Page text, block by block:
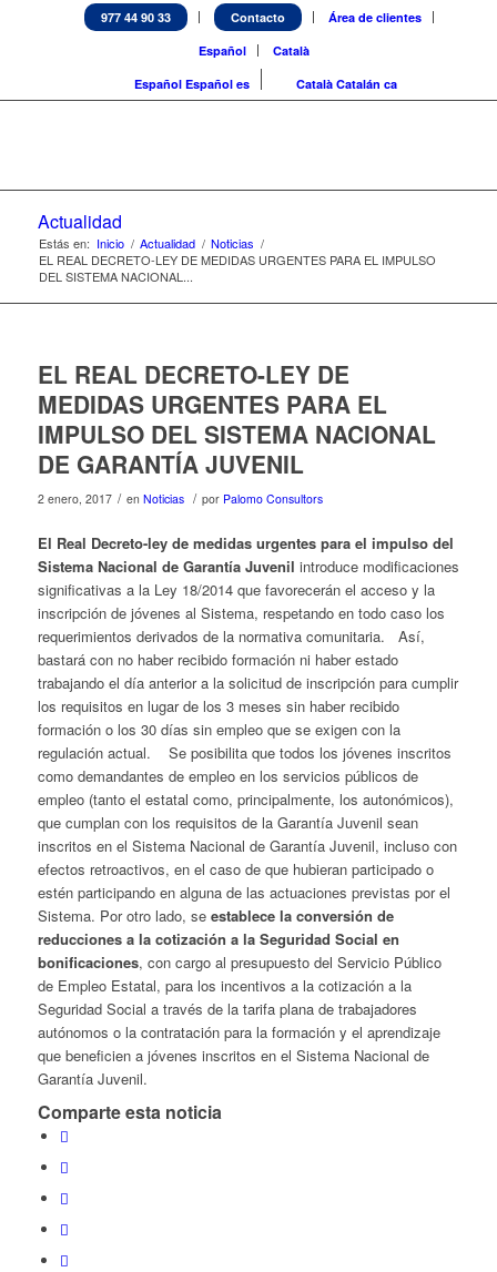
977 44 90 33 Contacto
Área de clientes
Español
Català
Español Español es Català Catalán ca
Actualidad
Estás en: Inicio / Actualidad / Noticias /
EL REAL DECRETO-LEY DE MEDIDAS URGENTES PARA EL IMPULSO
DEL SISTEMA NACIONAL...
EL REAL DECRETO-LEY DE
MEDIDAS URGENTES PARA EL
IMPULSO DEL SISTEMA NACIONAL
DE GARANTÍA JUVENIL
2 enero, 2017 / en Noticias / por Palomo Consultors
El Real Decreto-ley de medidas urgentes para el impulso del
Sistema Nacional de Garantía Juvenil introduce modificaciones
significativas a la Ley 18/2014 que favorecerán el acceso y la
inscripción de jóvenes al Sistema, respetando en todo caso los
requerimientos derivados de la normativa comunitaria. Así,
bastará con no haber recibido formación ni haber estado
trabajando el día anterior a la solicitud de inscripción para cumplir
los requisitos en lugar de los 3 meses sin haber recibido
formación o los 30 días sin empleo que se exigen con la
regulación actual. Se posibilita que todos los jóvenes inscritos
como demandantes de empleo en los servicios públicos de
empleo (tanto el estatal como, principalmente, los autonómicos),
que cumplan con los requisitos de la Garantía Juvenil sean
inscritos en el Sistema Nacional de Garantía Juvenil, incluso con
efectos retroactivos, en el caso de que hubieran participado o
estén participando en alguna de las actuaciones previstas por el
Sistema. Por otro lado, se establece la conversión de
reducciones a la cotización a la Seguridad Social en
bonificaciones, con cargo al presupuesto del Servicio Público
de Empleo Estatal, para los incentivos a la cotización a la
Seguridad Social a través de la tarifa plana de trabajadores
autónomos o la contratación para la formación y el aprendizaje
que beneficien a jóvenes inscritos en el Sistema Nacional de
Garantía Juvenil.
Comparte esta noticia